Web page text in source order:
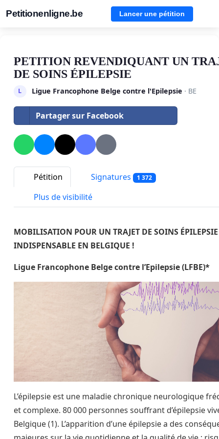
Petitionenligne.be Lancer une pétition
PETITION REVENDIQUANT UN
DE SOINS ÉPILEPSIE
L Ligue Francophone Belge contre l'Epilepsie · BE
Partager sur Facebook
Pétition Signatures 1 372
Plus de visibilité
MOBILISATION POUR UN TRAJET DE SOINS
INDISPENSABLE EN BELGIQUE !
Ligue Francophone Belge contre l’Epilepsie (LFBE)*
L’épilepsie est une maladie chronique neurologique
et complexe. 80 000 personnes souffrant d’épilepsie
Belgique (1). L’apparition d’une épilepsie a des